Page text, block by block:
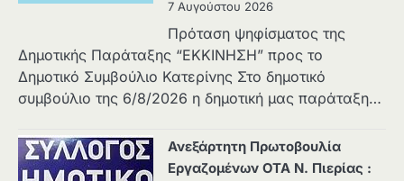
7 Αυγούστου 2026
Πρόταση ψηφίσματος της
Δημοτικής Παράταξης “ΕΚΚΙΝΗΣΗ” προς το
Δημοτικό Συμβούλιο Κατερίνης Στο δημοτικό
συμβούλιο της 6/8/2026 η δημοτική μας παράταξη…
Ανεξάρτητη Πρωτοβουλία
Εργαζομένων ΟΤΑ Ν. Πιερίας :